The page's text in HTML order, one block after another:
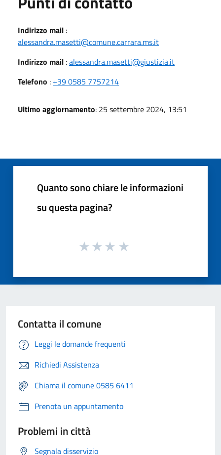
Indirizzo mail :
alessandra.masetti@comune.carrara.ms.it
Indirizzo mail :alessandra.masetti@giustizia.it
Telefono : +39 0585 7757214
Ultimo aggiornamento: 25 settembre 2024, 13:51
Quanto sono chiare le informazioni
su questa pagina?
Contatta il comune
Leggi le domande frequenti
Richiedi Assistenza
Chiama il comune 0585 6411
Prenota un appuntamento
Problemi in città
Segnala disservizio